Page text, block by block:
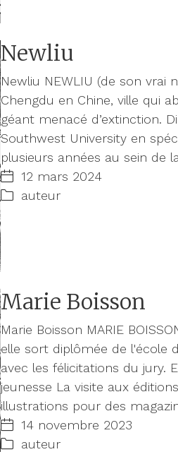
Newliu
Newliu NEWLIU (de son vrai
Chengdu en Chine, ville qui
géant menacé d’extinction.
Southwest University en
plusieurs années au sein de
12 mars 2024
auteur
Marie Boisson
Marie Boisson MARIE
elle sort diplômée de l'école
avec les félicitations du jury.
jeunesse La visite aux
illustrations pour des
14 novembre 2023
auteur